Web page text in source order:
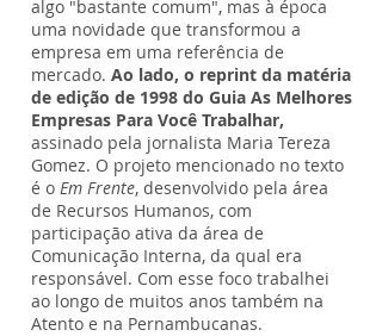
algo "bastante comum", mas à época
uma novidade que transformou a
empresa em uma referência de
mercado. Ao lado, o reprint da matéria
de edição de 1998 do Guia As Melhores
Empresas Para Você Trabalhar,
assinado pela jornalista Maria Tereza
Gomez. O projeto mencionado no texto
é o Em Frente, desenvolvido pela área
de Recursos Humanos, com
participação ativa da área de
Comunicação Interna, da qual era
responsável. Com esse foco trabalhei
ao longo de muitos anos também na
Atento e na Pernambucanas.